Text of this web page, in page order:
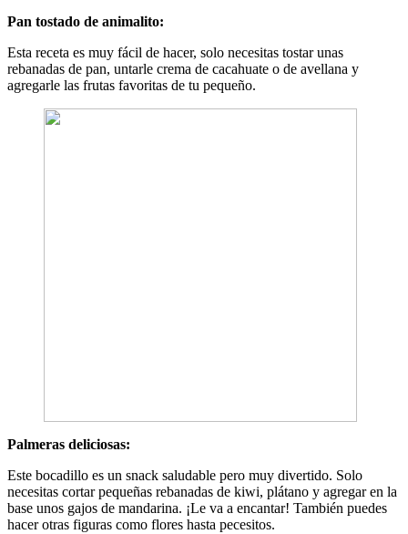
Pan tostado de animalito:
Esta receta es muy fácil de hacer, solo necesitas tostar unas
rebanadas de pan, untarle crema de cacahuate o de avellana y
agregarle las frutas favoritas de tu pequeño.
Palmeras deliciosas:
Este bocadillo es un snack saludable pero muy divertido. Solo
necesitas cortar pequeñas rebanadas de kiwi, plátano y agregar en la
base unos gajos de mandarina. ¡Le va a encantar! También puedes
hacer otras figuras como flores hasta pecesitos.